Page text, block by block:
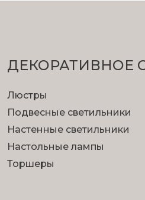
ДЕКОРАТИВНОЕ
Люстры
Подвесные светильники
Настенные светильники
Настольные лампы
Торшеры